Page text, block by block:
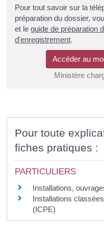
Pour tout savoir sur la
préparation du dossier,
et leguide de préparation
d'enregistrement.
Accéder au
Ministère
Pour toute
fiches pratiques :
PARTICULIERS
Installations,
Installations
(ICPE)